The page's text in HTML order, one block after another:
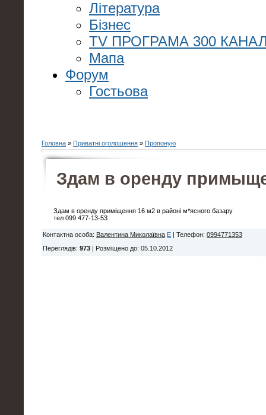
Література
Бізнес
TV ПРОГРАМА 300
Мапа
Форум
Гостьова
Головна » Приватні оголошення » Пропоную
Здам в оренду
Здам в оренду приміщення 16 м2 в районі м*ясного базару
тел 099 477-13-53
Контактна особа: Валентина Миколаївна E Телефон: 0994771353
Переглядів: 973 Розміщено до: 05.10.2012